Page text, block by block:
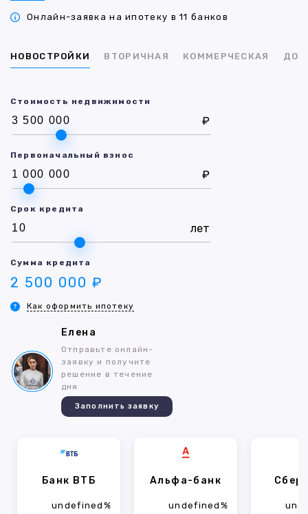
Онлайн-заявка на ипотеку в 11 банков
НОВОСТРОЙКИ ВТОРИЧНАЯ КОММЕРЧЕСКАЯ ДОМ
Стоимость недвижимости
₽
Первоначальный взнос
₽
Срок кредита
лет
Сумма кредита
2 500 000 ₽
Как оформить ипотеку
Елена
Отправьте онлайн-
заявку и получите
решение в течение
дня
Заполнить заявку
Банк ВТБ
undefined%
Альфа-банк
undefined%